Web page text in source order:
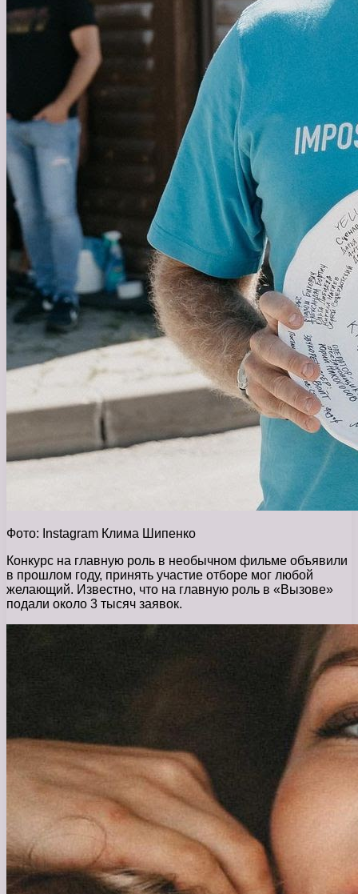
Фото: Instagram Клима Шипенко
Конкурс на главную роль в необычном фильме объявили
в прошлом году, принять участие отборе мог любой
желающий. Известно, что на главную роль в «Вызове»
подали около 3 тысяч заявок.